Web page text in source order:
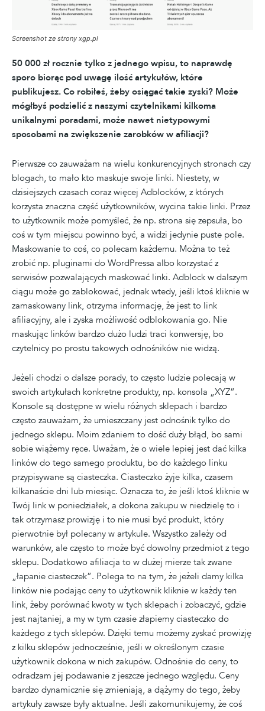
Screenshot ze strony xgp.pl
50 000 zł rocznie tylko z jednego wpisu, to naprawdę
sporo biorąc pod uwagę ilość artykułów, które
publikujesz. Co robiłeś, żeby osiągać takie zyski? Może
mógłbyś podzielić z naszymi czytelnikami kilkoma
unikalnymi poradami, może nawet nietypowymi
sposobami na zwiększenie zarobków w afiliacji?
Pierwsze co zauważam na wielu konkurencyjnych stronach czy
blogach, to mało kto maskuje swoje linki. Niestety, w
dzisiejszych czasach coraz więcej Adblocków, z których
korzysta znaczna część użytkowników, wycina takie linki. Przez
to użytkownik może pomyśleć, że np. strona się zepsuła, bo
coś w tym miejscu powinno być, a widzi jedynie puste pole.
Maskowanie to coś, co polecam każdemu. Można to też
zrobić np. pluginami do WordPressa albo korzystać z
serwisów pozwalających maskować linki. Adblock w dalszym
ciągu może go zablokować, jednak wtedy, jeśli ktoś kliknie w
zamaskowany link, otrzyma informację, że jest to link
afiliacyjny, ale i zyska możliwość odblokowania go. Nie
maskując linków bardzo dużo ludzi traci konwersję, bo
czytelnicy po prostu takowych odnośników nie widzą.
Jeżeli chodzi o dalsze porady, to często ludzie polecają w
swoich artykułach konkretne produkty, np. konsola „XYZ”.
Konsole są dostępne w wielu różnych sklepach i bardzo
często zauważam, że umieszczany jest odnośnik tylko do
jednego sklepu. Moim zdaniem to dość duży błąd, bo sami
sobie wiążemy ręce. Uważam, że o wiele lepiej jest dać kilka
linków do tego samego produktu, bo do każdego linku
przypisywane są ciasteczka. Ciasteczko żyje kilka, czasem
kilkanaście dni lub miesiąc. Oznacza to, że jeśli ktoś kliknie w
Twój link w poniedziałek, a dokona zakupu w niedzielę to i
tak otrzymasz prowizję i to nie musi być produkt, który
pierwotnie był polecany w artykule. Wszystko zależy od
warunków, ale często to może być dowolny przedmiot z tego
sklepu. Dodatkowo afiliacja to w dużej mierze tak zwane
„łapanie ciasteczek”. Polega to na tym, że jeżeli damy kilka
linków nie podając ceny to użytkownik kliknie w każdy ten
link, żeby porównać kwoty w tych sklepach i zobaczyć, gdzie
jest najtaniej, a my w tym czasie złapiemy ciasteczko do
każdego z tych sklepów. Dzięki temu możemy zyskać prowizję
z kilku sklepów jednocześnie, jeśli w określonym czasie
użytkownik dokona w nich zakupów. Odnośnie do ceny, to
odradzam jej podawanie z jeszcze jednego względu. Ceny
bardzo dynamicznie się zmieniają, a dążymy do tego, żeby
artykuły zawsze były aktualne. Jeśli zakomunikujemy, że coś